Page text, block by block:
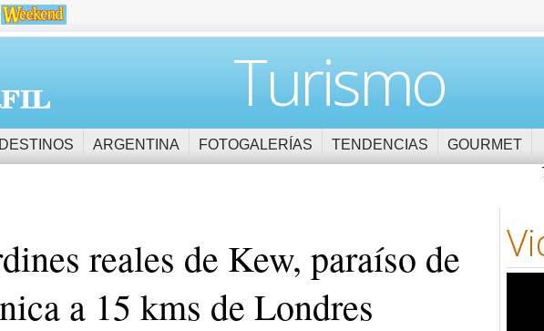
Turismo
DESTINOS ARGENTINA FOTOGALERÍAS TENDENCIAS
GOURMET
reales de Kew, paraíso de
a 15 kms de Londres